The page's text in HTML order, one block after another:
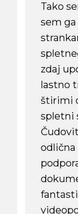
Tako
sem
zdaj
lastno
štirimi
spletni